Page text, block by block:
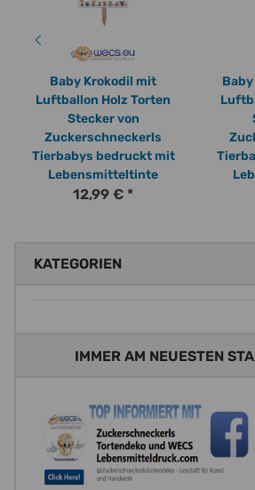
Baby Krokodil mit
Luftballon Holz Torten
Stecker von
Zuckerschneckerls
Tierbabys bedruckt mit
Lebensmitteltinte
12,99 € *
KATEGORIEN
IMMER AM NEUESTEN